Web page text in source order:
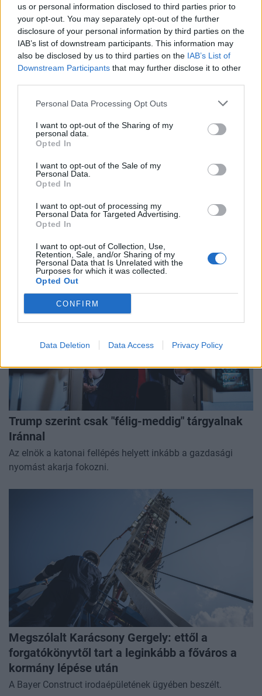
us or personal information disclosed to third parties prior to
your opt-out. You may separately opt-out of the further
disclosure of your personal information by third parties on the
IAB’s list of downstream participants. This information may
also be disclosed by us to third parties on the IAB’s List of
Downstream Participants that may further disclose it to other
Personal Data Processing Opt Outs
I want to opt-out of the Sharing of my
personal data.
Opted In
I want to opt-out of the Sale of my
Personal Data.
Opted In
I want to opt-out of processing my
Personal Data for Targeted Advertising.
Opted In
I want to opt-out of Collection, Use,
Retention, Sale, and/or Sharing of my
Personal Data that Is Unrelated with the
Purposes for which it was collected.
Opted Out
CONFIRM
Data Deletion Data Access Privacy Policy
19:23
Elárulta az MNB alelnöke, miért hasznos a teljes
gazdaság számára az euróbevezetés
követelményeinek elérése
Összes friss hír
CÍMLAPRÓL AJÁNLJUK
Orbán Viktor elhagyhatja a magyar
politikát – Már két nemzetközi
csúcspozíció is képben van
Trump szerint csak "félig-meddig" tárgyalnak
Iránnal
Az elnök a katonai fellépés helyett inkább a gazdasági
nyomást akarja fokozni.
Megszólalt Karácsony Gergely: ettől a
forgatókönyvtől tart a leginkább a főváros a
kormány lépése után
A Bayer Construct irodaépületének ügyében beszélt.